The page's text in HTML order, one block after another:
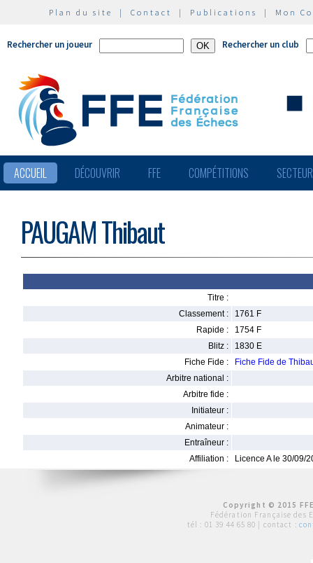
Plan du site | Contact | Publications | Mon
Rechercher un joueur Rechercher un club
ACCUEIL DÉCOUVRIR FFE COMPÉTITIONS
PAUGAM Thibaut
Titre :
Classement :
1761 F
Rapide :
1754 F
Blitz :
1830 E
Fiche Fide :
Fiche Fide de
Arbitre national :
Arbitre fide :
Initiateur :
Animateur :
Entraîneur :
Affiliation :
Licence A le 30/09/
Copyright © 2015
Fédération Française des
tél : 01 39 44 65 80 | contact :